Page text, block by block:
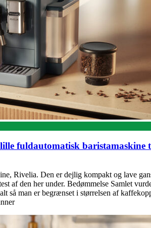
fuldautomatisk baristamaskine
Rivelia. Den er dejlig kompakt og lave
af den her under. Bedømmelse Samlet
så man er begrænset i størrelsen af